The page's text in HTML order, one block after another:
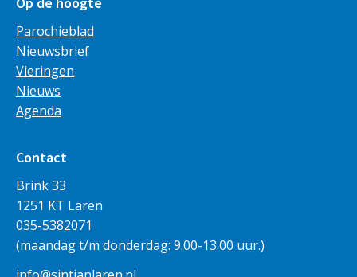
Parochieblad
Nieuwsbrief
Vieringen
Nieuws
Agenda
Contact
Brink 33
1251 KT Laren
035-5382071
(maandag t/m donderdag: 9.00-13.00 uur.)